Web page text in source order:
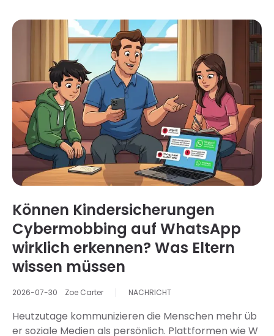
Absicht –, doch eine Stunde später hat er oder sie e
ine Stunde wertvolle Lernzeit und Konzentration ver
loren. Die Herausforderung für Eltern besteht darin,
einen praktikablen Weg zu finden, um dieses hilfe zu
lösen. Das Handy einfach wegzunehmen ist nicht im
mer die beste Lösung. Ein Schüler oder eine Schüleri
n benötigt weiterhin Zugriff auf seine/ihre…
Können Kindersicherungen
Cybermobbing auf WhatsApp
wirklich erkennen? Was Eltern
wissen müssen
2026-07-30 Zoe Carter NACHRICHT
Heutzutage kommunizieren die Menschen mehr üb
er soziale Medien als persönlich. Plattformen wie W